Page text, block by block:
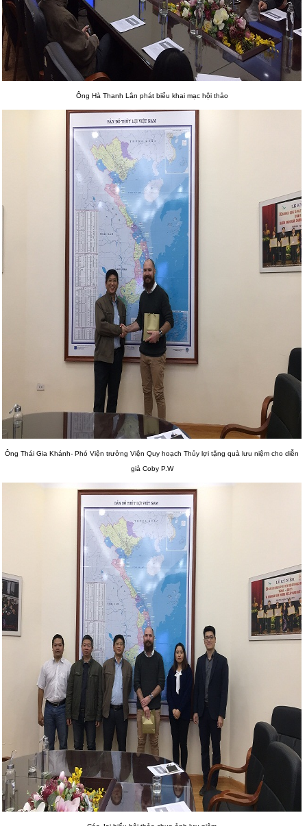
Ông Hà Thanh Lân phát biểu khai mạc hội thảo
Ông Thái Gia Khánh- Phó Viện trưởng Viện Quy hoạch Thủy lợi tặng quà lưu niệm cho diễn
giả Coby P.W